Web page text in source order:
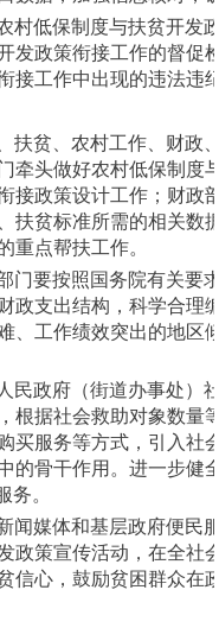
村低保制度与扶贫开
发政策衔接工作的督
接工作中出现的违法违
扶贫、农村工作、财
牵头做好农村低保制
接政策设计工作；财
扶贫标准所需的相关
重点帮扶工作。
门要按照国务院有关
政支出结构，科学合
、工作绩效突出的地
民政府（街道办事处
根据社会救助对象数
买服务等方式，引入
的骨干作用。进一步健
务。
闻媒体和基层政府便
政策宣传活动，在全
信心，鼓励贫困群众在